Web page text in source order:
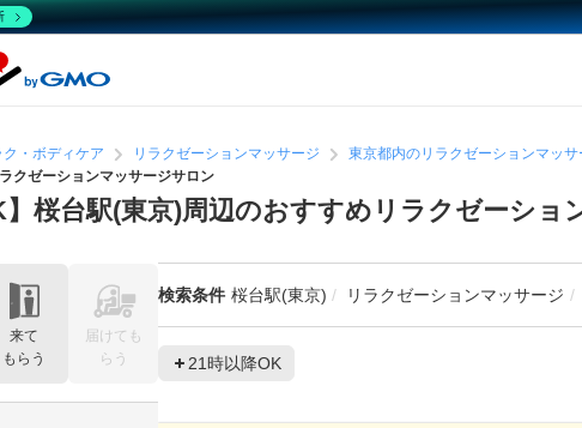
ク・ボディケア リラクゼーションマッサージ 東京都内のリラクゼーションマッサ
クゼーションマッサージサロン
】桜台駅(東京)周辺のおすすめリラクゼーショ
検索条件 桜台駅(東京) リラクゼーションマッサージ
21時以降OK
来て
もらう
届けても
らう